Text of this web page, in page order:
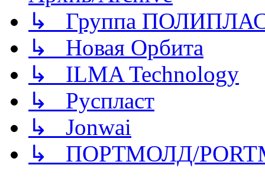
↳ Группа
↳ Новая Орбита
↳ ILMA Technology
↳ Руспласт
↳ Jonwai
↳ ПОРТМОЛД/